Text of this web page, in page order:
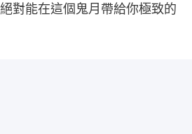
對能在這個鬼月帶給你極致的